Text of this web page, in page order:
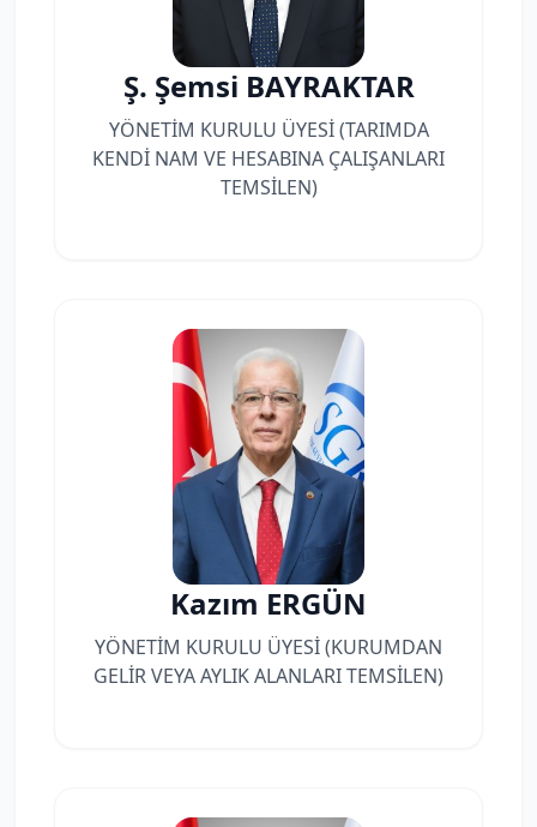
Ş. Şemsi BAYRAKTAR
YÖNETİM KURULU ÜYESİ (TARIMDA
KENDİ NAM VE HESABINA ÇALIŞANLARI
TEMSİLEN)
Kazım ERGÜN
YÖNETİM KURULU ÜYESİ (KURUMDAN
GELİR VEYA AYLIK ALANLARI TEMSİLEN)